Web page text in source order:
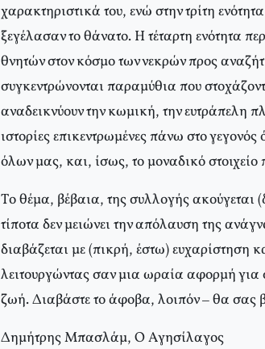
χαρακτηριστικά του, ενώ στην τρίτη
ξεγέλασαν το θάνατο. H τέταρτη ενότητα
θνητών στον κόσμο των νεκρών προς
συγκεντρώνονται παραμύθια που
αναδεικνύουν την κωμική, την ευτράπελη
ιστορίες επικεντρωμένες πάνω στο
όλων μας, και, ίσως, το μοναδικό
Tο θέμα, βέβαια, της συλλογής
τίποτα δεν μειώνει την απόλαυση της
διαβάζεται με (πικρή, έστω) ευχαρίστηση
λειτουργώντας σαν μια ωραία αφορμή
ζωή. Διαβάστε το άφοβα, λοιπόν – θα σας
Δημήτρης Mπασλάμ, O Aγησίλαγος